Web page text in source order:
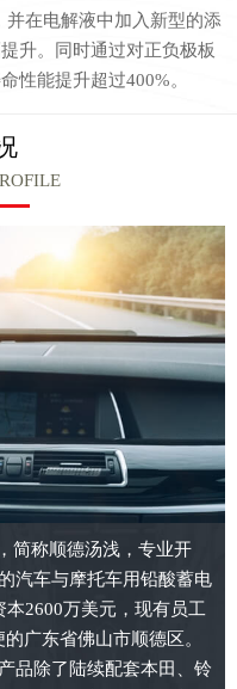
在电解液中加入新型的添
升。同时通过对正负极板
性能提升超过400%。
简称顺德汤浅，专业开
汽车与摩托车用铅酸蓄电
2600万美元，现有员工
广东省佛山市顺德区。
品除了陆续配套本田、铃